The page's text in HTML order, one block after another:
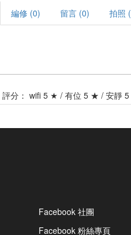
編修 (0) 留言 (0) 拍照
評分： wifi 5 ★ / 有位 5 ★ / 安靜
Facebook 社團
Facebook 粉絲專頁